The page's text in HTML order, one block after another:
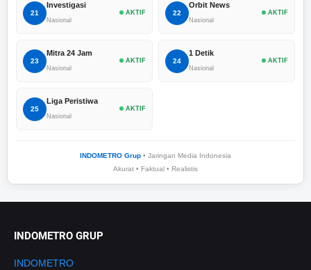
21
Investigasi
Nasional
AKTIF 22
Orbit News
Nasional
AKTIF
23
Mitra 24 Jam
Nasional
AKTIF 24
1 Detik
Nasional
AKTIF
25
Liga Peristiwa
Nasional
AKTIF
INDOMETRO Grup • Jaringan Media Indonesia
Akurat • Faktual • Realistis
INDOMETRO GRUP
INDOMETRO